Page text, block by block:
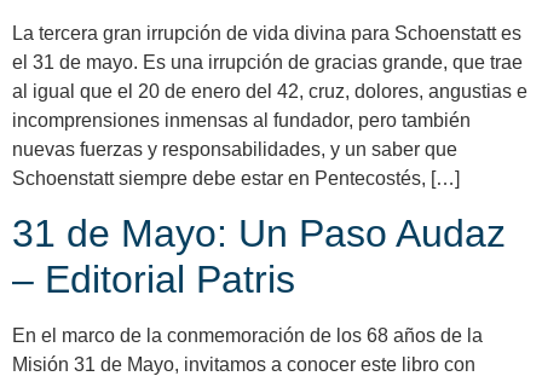
La tercera gran irrupción de vida divina para Schoenstatt es
el 31 de mayo. Es una irrupción de gracias grande, que trae
al igual que el 20 de enero del 42, cruz, dolores, angustias e
incomprensiones inmensas al fundador, pero también
nuevas fuerzas y responsabilidades, y un saber que
Schoenstatt siempre debe estar en Pentecostés, […]
31 de Mayo: Un Paso Audaz
– Editorial Patris
En el marco de la conmemoración de los 68 años de la
Misión 31 de Mayo, invitamos a conocer este libro con